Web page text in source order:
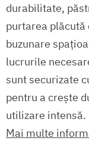
durabilitate,
purtarea plăcută
buzunare
lucrurile
sunt securizate
pentru a crește
utilizare intensă.
Mai multe